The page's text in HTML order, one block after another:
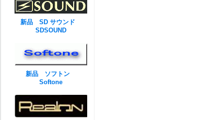
新品 SD サウンド
SDSOUND
新品 ソフトン
Softone